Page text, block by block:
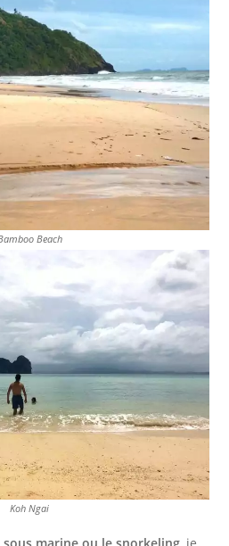
Beach
Koh Ngai